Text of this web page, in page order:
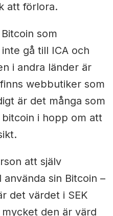
att förlora.
som
gå till ICA och
i andra länder är
webbutiker som
är det många som
i hopp om att
att själv
sin Bitcoin –
det värdet i SEK
den är värd